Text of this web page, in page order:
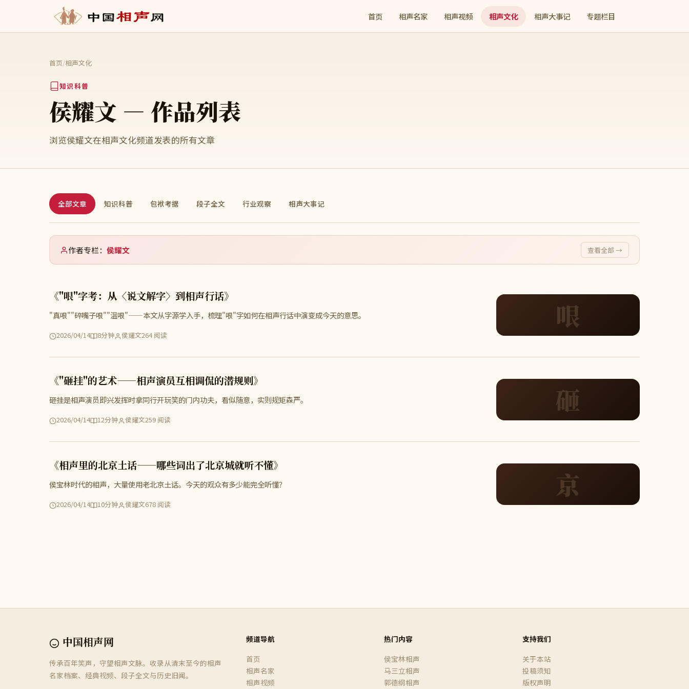
首页 相声名家 相声视频 相声文化 相声大事记 专题栏目
首页/相声文化
知识科普
侯耀文 — 作品列表
浏览侯耀文在相声文化频道发表的所有文章
全部文章 知识科普 包袱考据 段子全文 行业观察 相声大事记
作者专栏： 侯耀文 查看全部 →
《"哏"字考：从〈说文解字〉到相声行话》
"真哏""碎嘴子哏""温哏"——本文从字源学入手，梳理"哏"字如何在相声行话中演变成今天的意思。
2026/04/14 8分钟 侯耀文264 阅读
哏
《"砸挂"的艺术——相声演员互相调侃的潜规则》
砸挂是相声演员即兴发挥时拿同行开玩笑的门内功夫，看似随意，实则规矩森严。
2026/04/14 12分钟 侯耀文259 阅读
砸
《相声里的北京土话——哪些词出了北京城就听不懂》
侯宝林时代的相声，大量使用老北京土话。今天的观众有多少能完全听懂？
2026/04/14 10分钟 侯耀文678 阅读
京
中国相声网
传承百年笑声，守望相声文脉。收录从清末至今的相声
名家档案、经典视频、段子全文与历史旧闻。
频道导航
首页
相声名家
相声视频
热门内容
侯宝林相声
马三立相声
郭德纲相声
支持我们
关于本站
投稿须知
版权声明